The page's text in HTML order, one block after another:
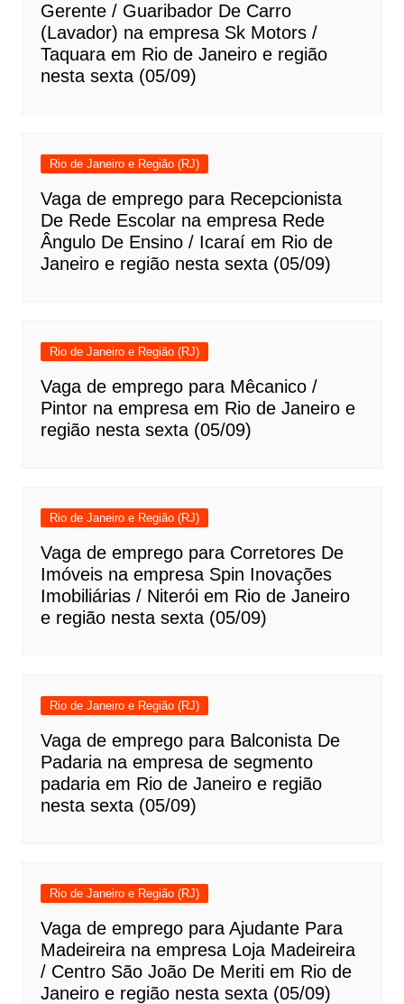
Gerente / Guaribador De Carro
(Lavador) na empresa Sk Motors /
Taquara em Rio de Janeiro e região
nesta sexta (05/09)
Rio de Janeiro e Região (RJ)
Vaga de emprego para Recepcionista
De Rede Escolar na empresa Rede
Ângulo De Ensino / Icaraí em Rio de
Janeiro e região nesta sexta (05/09)
Rio de Janeiro e Região (RJ)
Vaga de emprego para Mêcanico /
Pintor na empresa em Rio de Janeiro e
região nesta sexta (05/09)
Rio de Janeiro e Região (RJ)
Vaga de emprego para Corretores De
Imóveis na empresa Spin Inovações
Imobiliárias / Niterói em Rio de Janeiro
e região nesta sexta (05/09)
Rio de Janeiro e Região (RJ)
Vaga de emprego para Balconista De
Padaria na empresa de segmento
padaria em Rio de Janeiro e região
nesta sexta (05/09)
Rio de Janeiro e Região (RJ)
Vaga de emprego para Ajudante Para
Madeireira na empresa Loja Madeireira
/ Centro São João De Meriti em Rio de
Janeiro e região nesta sexta (05/09)